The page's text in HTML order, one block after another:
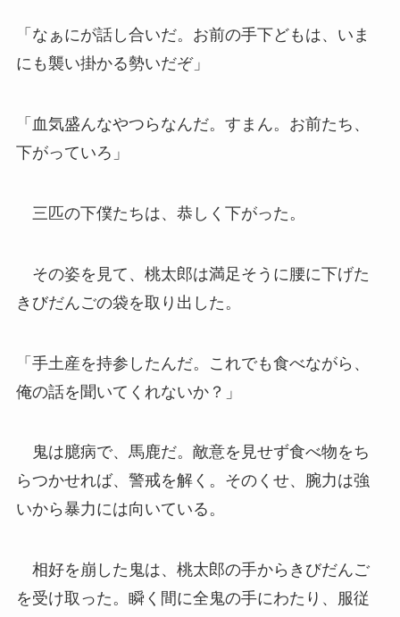
「なぁにが話し合いだ。お前の手下どもは、いま
にも襲い掛かる勢いだぞ」
「血気盛んなやつらなんだ。すまん。お前たち、
下がっていろ」
三匹の下僕たちは、恭しく下がった。
その姿を見て、桃太郎は満足そうに腰に下げた
きびだんごの袋を取り出した。
「手土産を持参したんだ。これでも食べながら、
俺の話を聞いてくれないか？」
鬼は臆病で、馬鹿だ。敵意を見せず食べ物をち
らつかせれば、警戒を解く。そのくせ、腕力は強
いから暴力には向いている。
相好を崩した鬼は、桃太郎の手からきびだんご
を受け取った。瞬く間に全鬼の手にわたり、服従